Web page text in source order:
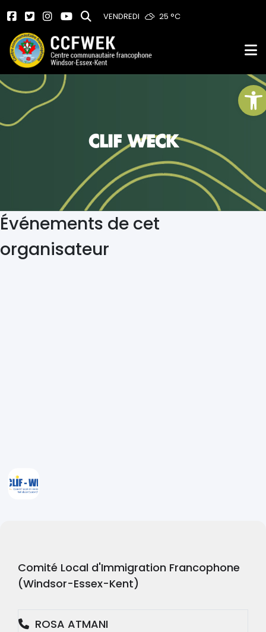
VENDREDI 25 °C
CLIF WECK
Événements de cet
organisateur
Comité Local d'Immigration Francophone
(Windsor-Essex-Kent)
ROSA ATMANI